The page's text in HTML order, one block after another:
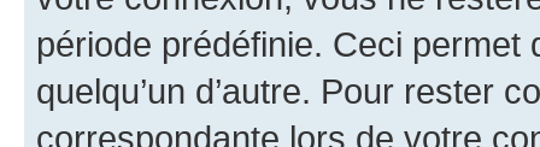
période prédéfinie. Ceci permet
quelqu’un d’autre. Pour rester
correspondante lors de votre